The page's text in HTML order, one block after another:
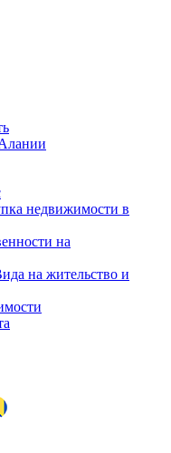
недвижимости в
на
на жительство и